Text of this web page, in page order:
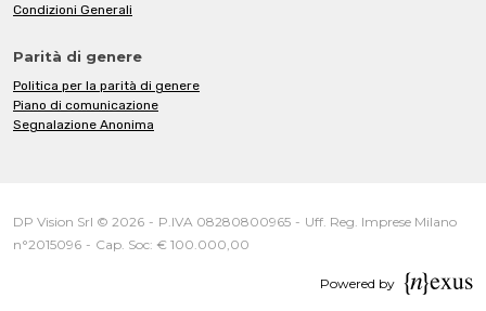
Condizioni Generali
Parità di genere
Politica per la parità di genere
Piano di comunicazione
Segnalazione Anonima
DP Vision Srl © 2026 - P.IVA 08280800965 - Uff. Reg. Imprese Milano
n°2015096 - Cap. Soc: € 100.000,00
Powered by